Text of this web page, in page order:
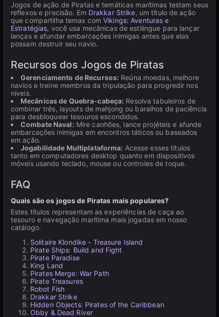
Jogos de ação de Piratas e temáticas marítimas testam seus
reflexos e precisão. Em Drakkar Strike, um título de ação
que compartilha temas comVikings: Aventuras e
Estratégias, você usa mecânicas de estilingue para lançar
lanças e afundar embarcações inimigas antes que elas
possam destruir seu navio.
Recursos dos Jogos de Piratas
Gerenciamento de Recursos: Reúna moedas, melhore
navios e treine membros da tripulação para progredir nos
níveis.
Mecânicas de Quebra-cabeça: Resolva tabuleiros de
combinar três, layouts de mahjong ou baralhos de paciência
para desbloquear tesouros escondidos.
Combate Naval: Mire canhões, lance projéteis e afunde
embarcações inimigas em encontros táticos ou baseados
em ação.
Jogabilidade Multiplataforma: Acesse esses títulos
tanto em computadores desktop quanto em dispositivos
móveis usando teclado, mouse ou controles de toque.
FAQ
Quais são os jogos de Piratas mais populares?
Estes títulos representam as experiências de caça ao
tesouro e navegação marítima mais jogadas em nosso
catálogo.
Solitaire Klondike - Treasure Island
Pirate Ships: Build and Fight
Pirate Paradise
King Land
Pirates Merge: War Path
Pirate Treasures
Robot Fish
Drakkar Strike
Hidden Objects: Pirates of the Caribbean
Obby & Dead River